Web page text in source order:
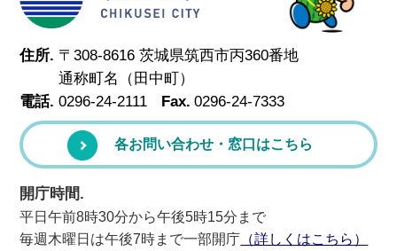
住所. 〒308-8616 茨城県筑西市丙360番地
通称町名（田中町）
電話. 0296-24-2111 Fax. 0296-24-7333
各お問い合わせ・窓口はこちら
開庁時間.
平日午前8時30分から午後5時15分まで
毎週木曜日は午後7時まで一部開庁 （詳しくはこちら）